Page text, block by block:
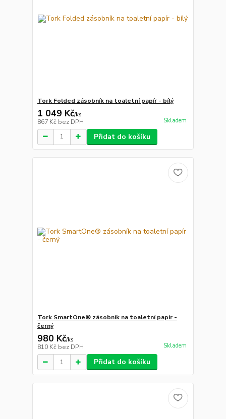
Tork Folded zásobník na toaletní papír - bílý
1 049 Kč/ks
867 Kč bez DPH Skladem
Přidat do košíku
Tork SmartOne® zásobník na toaletní papír -
černý
980 Kč/ks
810 Kč bez DPH Skladem
Přidat do košíku